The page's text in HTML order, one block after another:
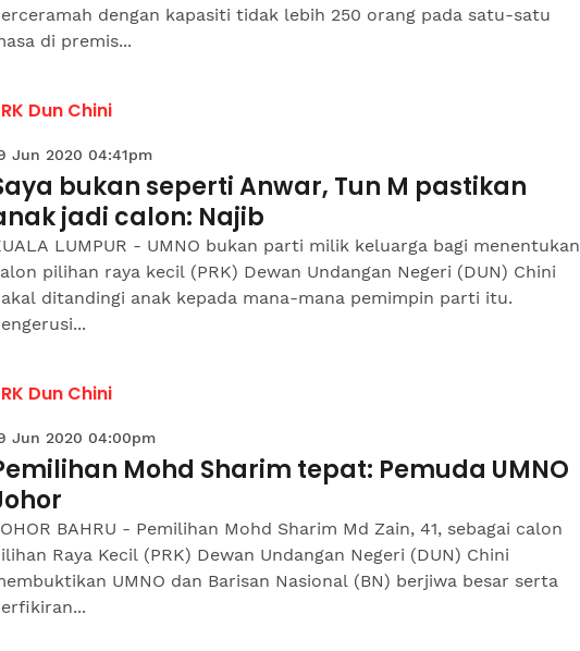
dengan kapasiti tidak lebih 250 orang pada satu-satu
di premis...
Dun Chini
Jun 2020 04:41pm
bukan seperti Anwar, Tun M pastikan
jadi calon: Najib
LUMPUR - UMNO bukan parti milik keluarga bagi menentukan
pilihan raya kecil (PRK) Dewan Undangan Negeri (DUN) Chini
ditandingi anak kepada mana-mana pemimpin parti itu.
Dun Chini
Jun 2020 04:00pm
Mohd Sharim tepat: Pemuda UMNO
BAHRU - Pemilihan Mohd Sharim Md Zain, 41, sebagai calon
Raya Kecil (PRK) Dewan Undangan Negeri (DUN) Chini
UMNO dan Barisan Nasional (BN) berjiwa besar serta